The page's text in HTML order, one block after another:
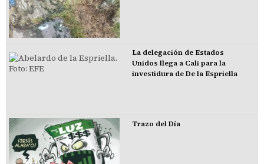
La delegación de Estados
Unidos llega a Cali para la
investidura de De la Espriella
Trazo del Día